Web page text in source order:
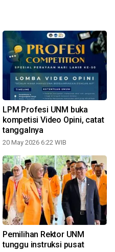
LPM Profesi UNM buka
kompetisi Video Opini, catat
tanggalnya
20 May 2026 6:22 WIB
Pemilihan Rektor UNM
tunggu instruksi pusat